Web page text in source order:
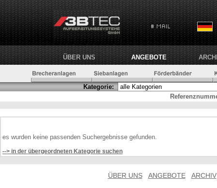
ÜBER UNS ANGEBOTE
Kategorie:
es wurden keine passenden Suchergebnisse gefunden.
--> in der übergeordneten Kategorie suchen
ÜBER UNS ANGEBOTE ARCHIV